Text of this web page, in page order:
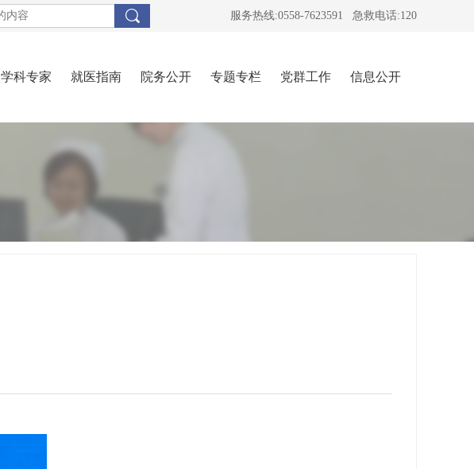
服务热线:0558-7623591 急救电话:120
学科专家 就医指南 院务公开 专题专栏 党群工作 信息公开